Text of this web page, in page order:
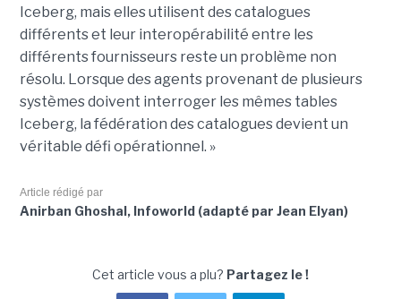
Iceberg, mais elles utilisent des catalogues
différents et leur interopérabilité entre les
différents fournisseurs reste un problème non
résolu. Lorsque des agents provenant de plusieurs
systèmes doivent interroger les mêmes tables
Iceberg, la fédération des catalogues devient un
véritable défi opérationnel. »
Article rédigé par
Anirban Ghoshal, Infoworld (adapté par Jean Elyan)
Cet article vous a plu? Partagez le !